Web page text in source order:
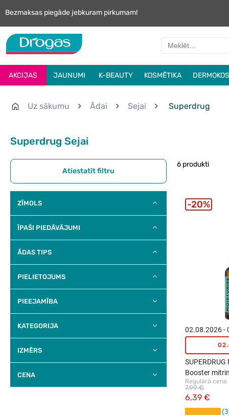
Bezmaksas piegāde jebkuram pirkumam!
AKCIJAS JAUNUMI K-BEAUTY KOSMĒTIKA
Uz sākumu Ādai Sejai Superdrug
Superdrug Sejai
Atiestatīt filtru
ZĪMOLS
ĪPAŠI PIEDĀVĀJUMI
ĀDAS TIPS
PIELIETOJUMS
PIEEJAMĪBA
KATEGORIJA
IZMĒRS
CENA
6 produkti
02.08.2026 -
Booster
30ml
Regulārā cena
6,39 €
7,99 €
3
20%